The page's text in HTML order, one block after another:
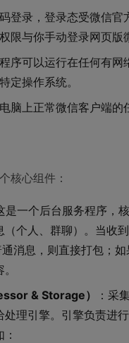
登录，登录态受微信
限与你手动登录网页版
序可以运行在任何有
定操作系统。
脑上正常微信客户端的
核心组件：
是一个后台服务程序，
个人、群聊）。当收
消息，则直接打包；
& Storage）
：采
理引擎。引擎负责进